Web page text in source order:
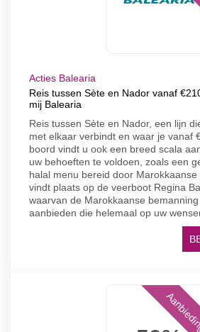
Acties Balearia
Reis tussen Sète en Nador vanaf
mij Balearia
Reis tussen Sète en Nador, een lijn
met elkaar verbindt en waar je vanaf
boord vindt u ook een breed scala
uw behoeften te voldoen, zoals een
halal menu bereid door
vindt plaats op de veerboot Regina
waarvan de Marokkaanse
aanbieden die helemaal op uw